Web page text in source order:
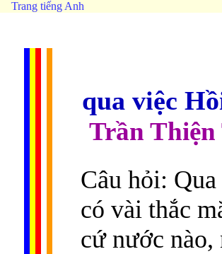
Trang tiếng Anh
qua việc
Trần
Câu hỏi:
có vài thắc
cứ nước nào,